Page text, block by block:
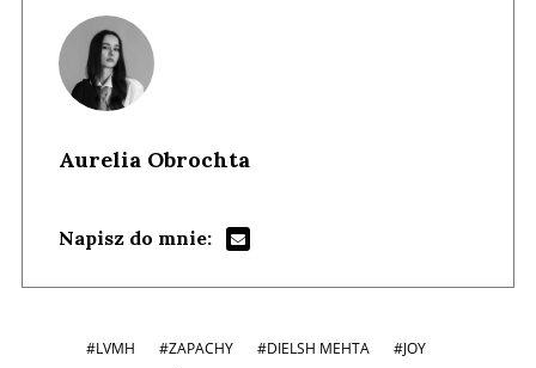
Aurelia Obrochta
Napisz do mnie:
#LVMH #ZAPACHY #DIELSH MEHTA
#JOY